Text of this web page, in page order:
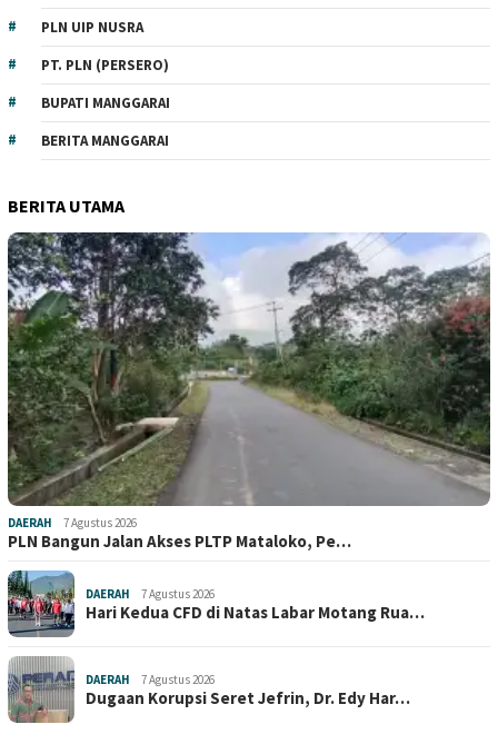
PLN UIP NUSRA
PT. PLN (PERSERO)
BUPATI MANGGARAI
BERITA MANGGARAI
BERITA UTAMA
DAERAH 7 Agustus 2026
PLN Bangun Jalan Akses PLTP Mataloko, Pe…
DAERAH 7 Agustus 2026
Hari Kedua CFD di Natas Labar Motang Rua…
DAERAH 7 Agustus 2026
Dugaan Korupsi Seret Jefrin, Dr. Edy Har…